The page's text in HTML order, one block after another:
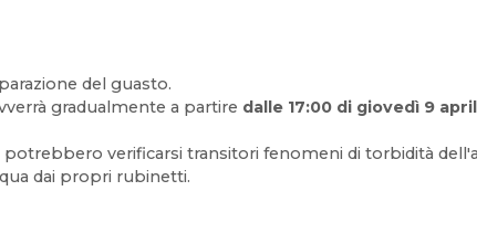
del guasto.
gradualmente a partire dalle 17:00 di giovedì 9
verificarsi transitori fenomeni di torbidità
dai propri rubinetti.